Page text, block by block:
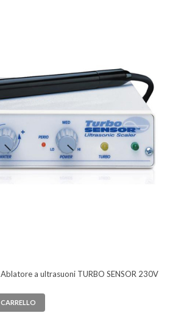
Ablatore a ultrasuoni TURBO SENSOR 230V